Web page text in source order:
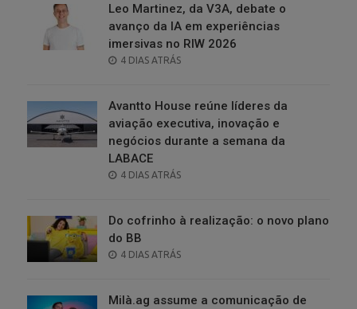
Leo Martinez, da V3A, debate o
avanço da IA em experiências
imersivas no RIW 2026
POSTED
4 DIAS ATRÁS
Avantto House reúne líderes da
aviação executiva, inovação e
negócios durante a semana da
LABACE
POSTED
4 DIAS ATRÁS
Do cofrinho à realização: o novo plano
do BB
POSTED
4 DIAS ATRÁS
Milà.ag assume a comunicação de